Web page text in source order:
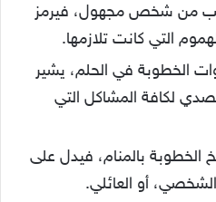
من شخص مجهول، فيرمز
التي كانت تلازمها.
الخطوبة في الحلم، يشير
لكافة المشاكل التي
الخطوبة بالمنام، فيدل على
أو العائلي.